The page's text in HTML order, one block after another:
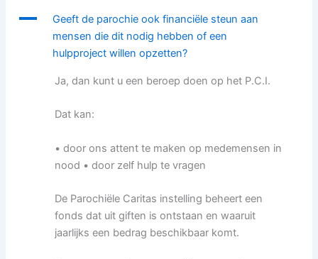
A
Geeft de parochie ook financiële steun aan
mensen die dit nodig hebben of een
hulpproject willen opzetten?
Ja, dan kunt u een beroep doen op het P.C.I.
Dat kan:
• door ons attent te maken op medemensen in
nood • door zelf hulp te vragen
De Parochiële Caritas instelling beheert een
fonds dat uit giften is ontstaan en waaruit
jaarlijks een bedrag beschikbaar komt.